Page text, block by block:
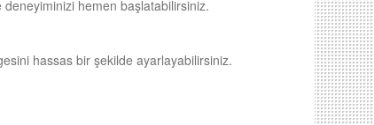
deneyiminizi hemen başlatabilirsiniz.
hassas bir şekilde ayarlayabilirsiniz.